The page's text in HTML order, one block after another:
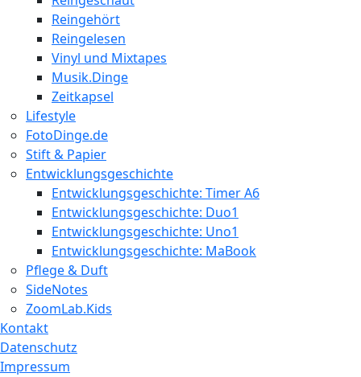
Reingehört
Reingelesen
Vinyl und Mixtapes
Musik.Dinge
Zeitkapsel
Lifestyle
FotoDinge.de
Stift & Papier
Entwicklungsgeschichte
Entwicklungsgeschichte: Timer A6
Entwicklungsgeschichte: Duo1
Entwicklungsgeschichte: Uno1
Entwicklungsgeschichte: MaBook
Pflege & Duft
SideNotes
ZoomLab.Kids
Kontakt
Datenschutz
Impressum